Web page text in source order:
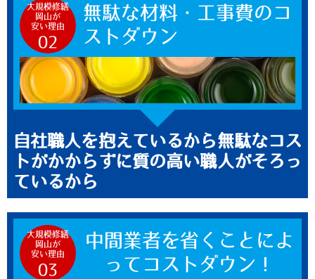
大規模修繕
岡山が
安い理由
02
無駄な材料・工事費のコ
ストダウン
自社職人を抱えているから無駄なコス
トがかからずに質の高い職人がそろっ
ているから
大規模修繕
岡山が
安い理由
03
中間業者を省くことによ
ってコストダウン！